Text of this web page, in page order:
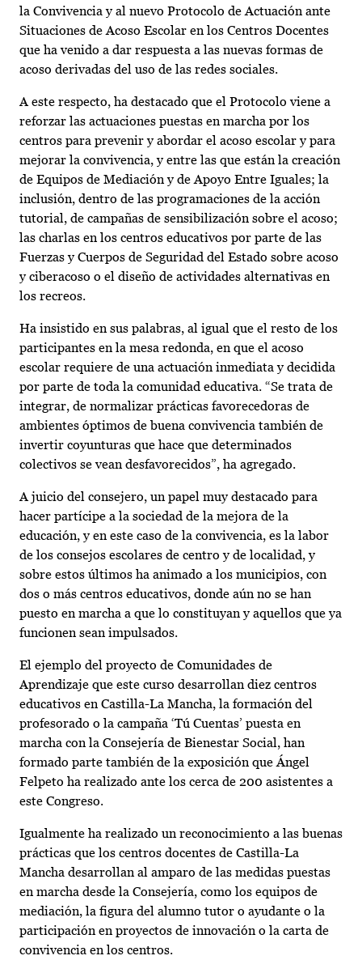
la Convivencia y al nuevo Protocolo de Actuación ante
Situaciones de Acoso Escolar en los Centros Docentes
que ha venido a dar respuesta a las nuevas formas de
acoso derivadas del uso de las redes sociales.
A este respecto, ha destacado que el Protocolo viene a
reforzar las actuaciones puestas en marcha por los
centros para prevenir y abordar el acoso escolar y para
mejorar la convivencia, y entre las que están la creación
de Equipos de Mediación y de Apoyo Entre Iguales; la
inclusión, dentro de las programaciones de la acción
tutorial, de campañas de sensibilización sobre el acoso;
las charlas en los centros educativos por parte de las
Fuerzas y Cuerpos de Seguridad del Estado sobre acoso
y ciberacoso o el diseño de actividades alternativas en
los recreos.
Ha insistido en sus palabras, al igual que el resto de los
participantes en la mesa redonda, en que el acoso
escolar requiere de una actuación inmediata y decidida
por parte de toda la comunidad educativa. “Se trata de
integrar, de normalizar prácticas favorecedoras de
ambientes óptimos de buena convivencia también de
invertir coyunturas que hace que determinados
colectivos se vean desfavorecidos”, ha agregado.
A juicio del consejero, un papel muy destacado para
hacer partícipe a la sociedad de la mejora de la
educación, y en este caso de la convivencia, es la labor
de los consejos escolares de centro y de localidad, y
sobre estos últimos ha animado a los municipios, con
dos o más centros educativos, donde aún no se han
puesto en marcha a que lo constituyan y aquellos que ya
funcionen sean impulsados.
El ejemplo del proyecto de Comunidades de
Aprendizaje que este curso desarrollan diez centros
educativos en Castilla-La Mancha, la formación del
profesorado o la campaña ‘Tú Cuentas’ puesta en
marcha con la Consejería de Bienestar Social, han
formado parte también de la exposición que Ángel
Felpeto ha realizado ante los cerca de 200 asistentes a
este Congreso.
Igualmente ha realizado un reconocimiento a las buenas
prácticas que los centros docentes de Castilla-La
Mancha desarrollan al amparo de las medidas puestas
en marcha desde la Consejería, como los equipos de
mediación, la figura del alumno tutor o ayudante o la
participación en proyectos de innovación o la carta de
convivencia en los centros.